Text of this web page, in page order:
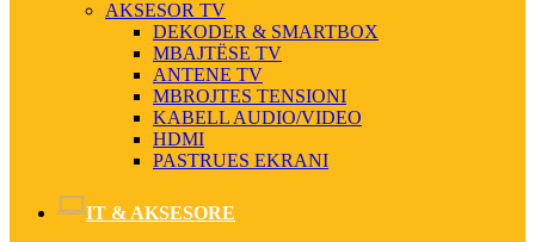
AKSESOR TV
DEKODER & SMARTBOX
MBAJTËSE TV
ANTENE TV
MBROJTES TENSIONI
KABELL AUDIO/VIDEO
HDMI
PASTRUES EKRANI
IT & AKSESORE